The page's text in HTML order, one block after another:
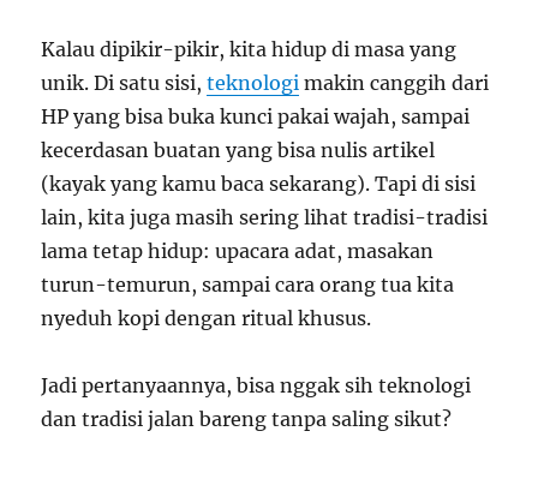
Kalau dipikir-pikir, kita hidup di masa yang
unik. Di satu sisi,teknologi makin canggih dari
HP yang bisa buka kunci pakai wajah, sampai
kecerdasan buatan yang bisa nulis artikel
(kayak yang kamu baca sekarang). Tapi di sisi
lain, kita juga masih sering lihat tradisi-tradisi
lama tetap hidup: upacara adat, masakan
turun-temurun, sampai cara orang tua kita
nyeduh kopi dengan ritual khusus.
Jadi pertanyaannya, bisa nggak sih teknologi
dan tradisi jalan bareng tanpa saling sikut?